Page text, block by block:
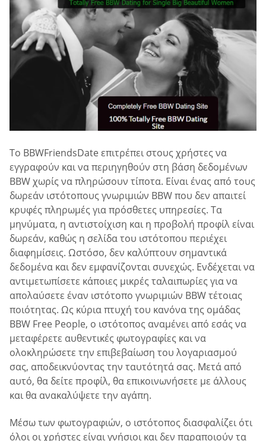
Το BBWFriendsDate επιτρέπει στους χρήστες να
εγγραφούν και να περιηγηθούν στη βάση δεδομένων
BBW χωρίς να πληρώσουν τίποτα. Είναι ένας από τους
δωρεάν ιστότοπους γνωριμιών BBW που δεν απαιτεί
κρυφές πληρωμές για πρόσθετες υπηρεσίες. Τα
μηνύματα, η αντιστοίχιση και η προβολή προφίλ είναι
δωρεάν, καθώς η σελίδα του ιστότοπου περιέχει
διαφημίσεις. Ωστόσο, δεν καλύπτουν σημαντικά
δεδομένα και δεν εμφανίζονται συνεχώς. Ενδέχεται να
αντιμετωπίσετε κάποιες μικρές ταλαιπωρίες για να
απολαύσετε έναν ιστότοπο γνωριμιών BBW τέτοιας
ποιότητας. Ως κύρια πτυχή του κανόνα της ομάδας
BBW Free People, ο ιστότοπος αναμένει από εσάς να
μεταφέρετε αυθεντικές φωτογραφίες και να
ολοκληρώσετε την επιβεβαίωση του λογαριασμού
σας, αποδεικνύοντας την ταυτότητά σας. Μετά από
αυτό, θα δείτε προφίλ, θα επικοινωνήσετε με άλλους
και θα ανακαλύψετε την αγάπη.
Μέσω των φωτογραφιών, ο ιστότοπος διασφαλίζει ότι
όλοι οι χρήστες είναι γνήσιοι και δεν παραποιούν τα